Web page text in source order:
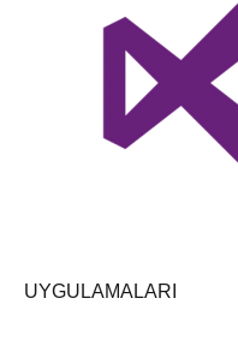
scientists
UYGULAMALARI